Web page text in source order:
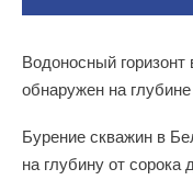
Водоносный
обнаружен на
Бурение скважин в
на глубину от